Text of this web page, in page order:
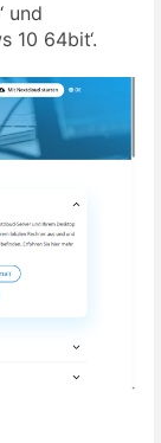
und
10 64bit‘.